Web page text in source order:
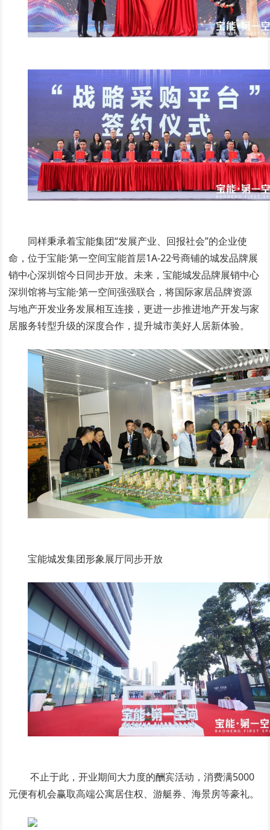
同样秉承着宝能集团“发展产业、回报社会”的企业使
命，位于宝能·第一空间宝能首层1A-22号商铺的城发品牌展
销中心深圳馆今日同步开放。未来，宝能城发品牌展销中心
深圳馆将与宝能·第一空间强强联合，将国际家居品牌资源
与地产开发业务发展相互连接，更进一步推进地产开发与家
居服务转型升级的深度合作，提升城市美好人居新体验。
宝能城发集团形象展厅同步开放
不止于此，开业期间大力度的酬宾活动，消费满5000
元便有机会赢取高端公寓居住权、游艇券、海景房等豪礼。